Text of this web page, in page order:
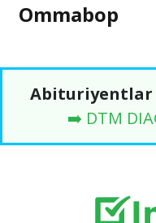
Ommabop
Abituriyentlar
➡️ DTM